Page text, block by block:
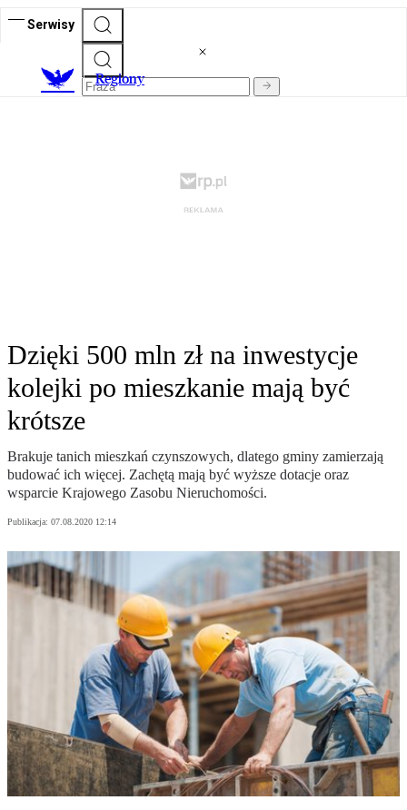
Serwisy
Regiony
Dzięki 500 mln zł na inwestycje
kolejki po mieszkanie mają być
krótsze
Brakuje tanich mieszkań czynszowych, dlatego gminy zamierzają
budować ich więcej. Zachętą mają być wyższe dotacje oraz
wsparcie Krajowego Zasobu Nieruchomości.
Publikacja: 07.08.2020 12:14